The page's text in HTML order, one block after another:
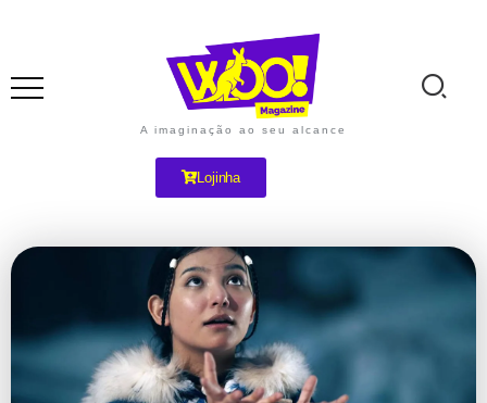
A imaginação ao seu alcance
Lojinha